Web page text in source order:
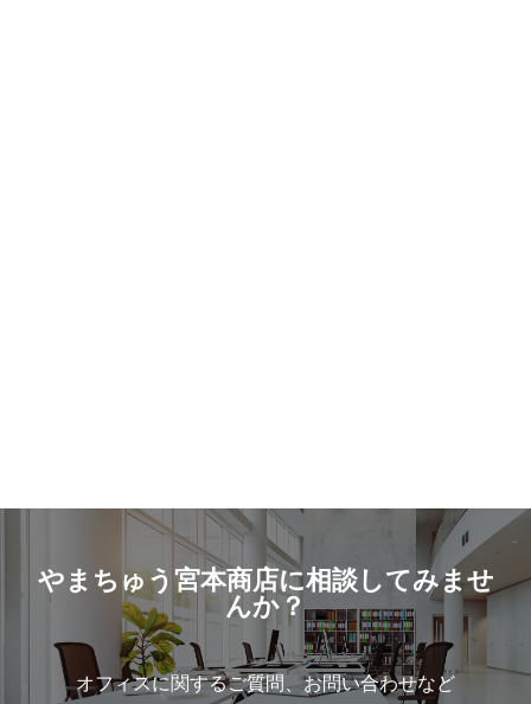
やまちゅう宮本商店に相談してみませ
んか？
オフィスに関するご質問、お問い合わせなど